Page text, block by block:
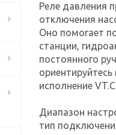
Реле давления
отключения
Оно помогает
станции,
постоянного
исполнение
Диапазон
тип